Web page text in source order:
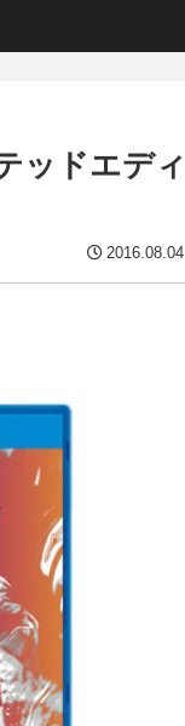
ッドエディ
2016.08.04